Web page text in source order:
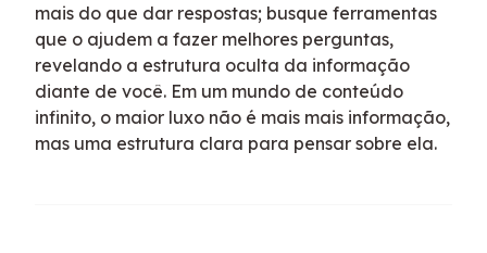
mais do que dar respostas; busque ferramentas
que o ajudem a fazer melhores perguntas,
revelando a estrutura oculta da informação
diante de você. Em um mundo de conteúdo
infinito, o maior luxo não é mais mais informação,
mas uma estrutura clara para pensar sobre ela.